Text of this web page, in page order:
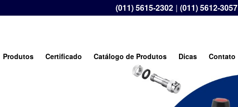
(011) 5615-2302 | (011) 5612-3057
Produtos Certificado Catálogo de Produtos Dicas Contato